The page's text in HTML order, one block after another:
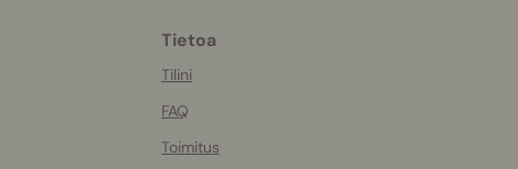
Tietoa
Tilini
FAQ
Toimitus